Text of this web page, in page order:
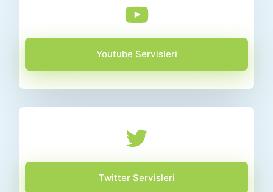
Youtube Servisleri
Twitter Servisleri